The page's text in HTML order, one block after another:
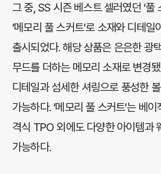
그 중, SS 시즌 베스트 셀러였던 ‘풀
‘메모리 풀 스커트’로 소재와 디테일
출시되었다. 해당 상품은 은은한 광
무드를 더하는 메모리 소재로 변경
디테일과 섬세한 셔링으로 풍성한
가능하다. ‘메모리 풀 스커트’는 베
격식 TPO 외에도 다양한 아이템과
가능하다.